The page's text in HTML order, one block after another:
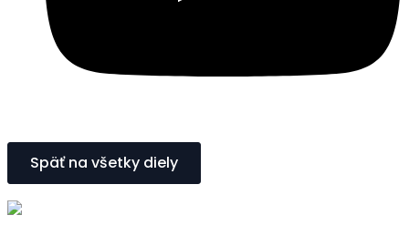
Späť na všetky diely